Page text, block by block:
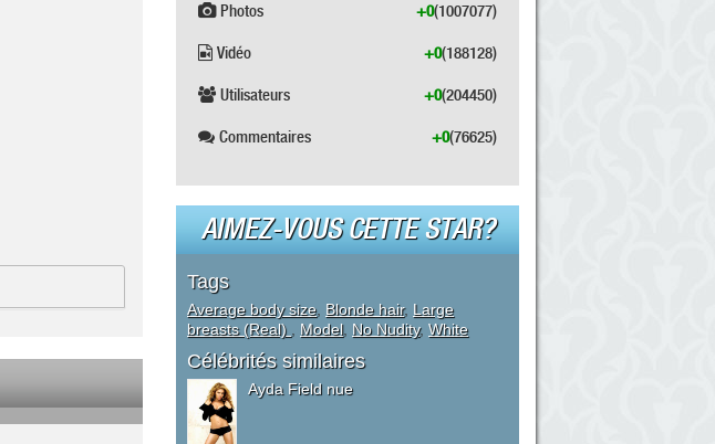
Photos (1007077)
+0
Vidéo (188128)
+0
Utilisateurs (204450)
+0
Commentaires (76625)
+0
AIMEZ-VOUS CETTE STAR?
Tags
Average body size, Blonde hair, Large
breasts (Real)
Model, No Nudity, White
Célébrités similaires
Ayda Field nue